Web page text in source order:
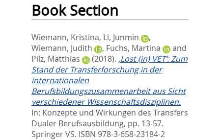
Book Section
Wiemann, Kristina, Li, Junmin
,
Wiemann, Judith
, Fuchs, Martina
and
Pilz, Matthias
(2018). ‚Lost (in) VET‘: Zum
Stand der Transferforschung in der
internationalen
Berufsbildungszusammenarbeit aus Sicht
verschiedener Wissenschaftsdisziplinen.
In: Konzepte und Wirkungen des Transfers
Dualer Berufsausbildung, pp. 13-57.
Springer VS. ISBN 978-3-658-23184-2